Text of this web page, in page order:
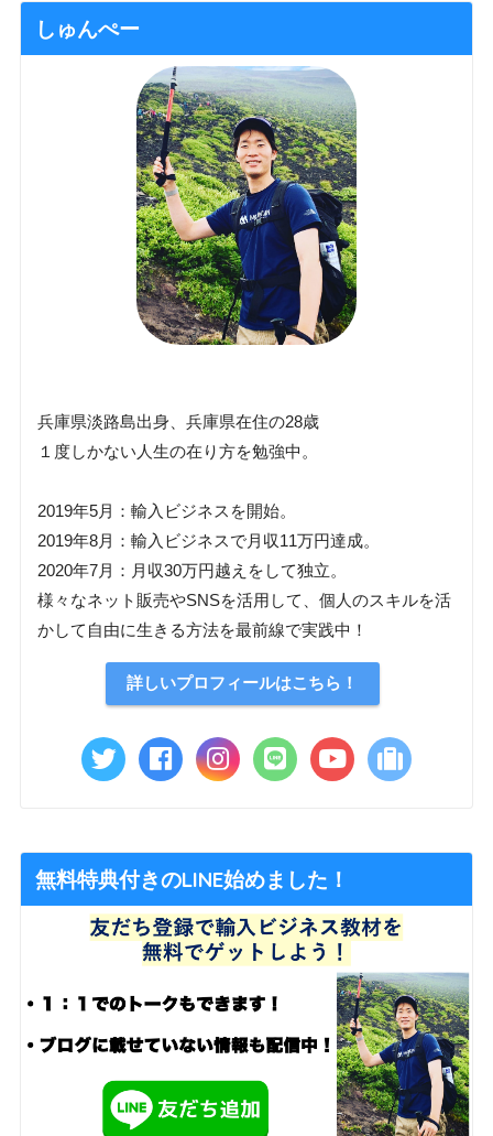
しゅんぺー
兵庫県淡路島出身、兵庫県在住の28歳
１度しかない人生の在り方を勉強中。
2019年5月：輸入ビジネスを開始。
2019年8月：輸入ビジネスで月収11万円達成。
2020年7月：月収30万円越えをして独立。
様々なネット販売やSNSを活用して、個人のスキルを活
かして自由に生きる方法を最前線で実践中！
詳しいプロフィールはこちら！
無料特典付きのLINE始めました！